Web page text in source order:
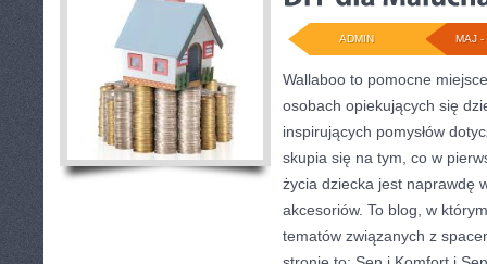
MAJ -
ADMIN
Wallaboo to pomocne
osobach opiekujących się
inspirujących pomysłów
skupia się na tym, co w
życia dziecka jest naprawdę
akcesoriów. To blog, w
tematów związanych z